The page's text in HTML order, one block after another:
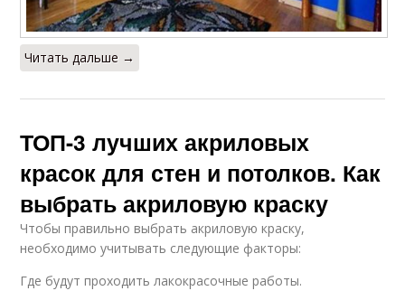
Читать дальше →
ТОП-3 лучших акриловых
красок для стен и потолков. Как
выбрать акриловую краску
Чтобы правильно выбрать акриловую краску,
необходимо учитывать следующие факторы:
Где будут проходить лакокрасочные работы.